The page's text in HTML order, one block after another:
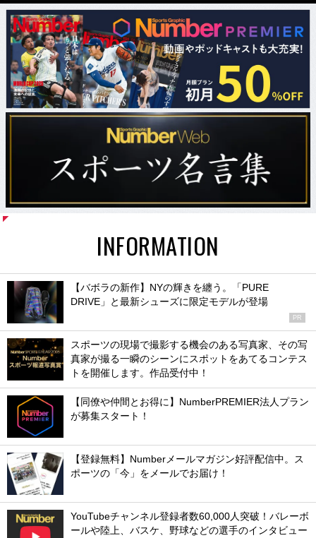
INFORMATION
【バボラの新作】NYの輝きを纏う。「PURE
DRIVE」と最新シューズに限定モデルが登場
PR
スポーツの現場で撮影する機会のある写真家、その写
真家が撮る一瞬のシーンにスポットをあてるコンテス
トを開催します。作品受付中！
【同僚や仲間とお得に】NumberPREMIER法人プラン
が募集スタート！
【登録無料】Numberメールマガジン好評配信中。ス
ポーツの「今」をメールでお届け！
YouTubeチャンネル登録者数60,000人突破！バレーボ
ールや陸上、バスケ、野球などの選手のインタビュー